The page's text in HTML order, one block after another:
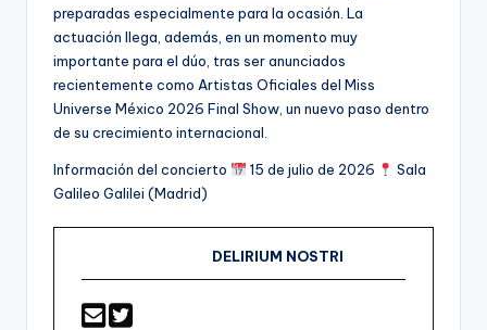
preparadas especialmente para la ocasión. La
actuación llega, además, en un momento muy
importante para el dúo, tras ser anunciados
recientemente como Artistas Oficiales del Miss
Universe México 2026 Final Show, un nuevo paso dentro
de su crecimiento internacional.
Información del concierto 15 de julio de 2026
Sala
Galileo Galilei (Madrid)
DELIRIUM NOSTRI